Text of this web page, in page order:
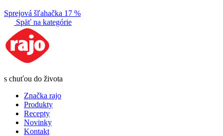
Sprejová šľahačka 17 %
Späť na kategórie
s chuťou do života
Značka rajo
Produkty
Recepty
Novinky
Kontakt